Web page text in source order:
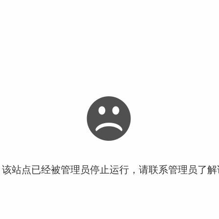
站点已经被管理员停止运行，请联系管理员了